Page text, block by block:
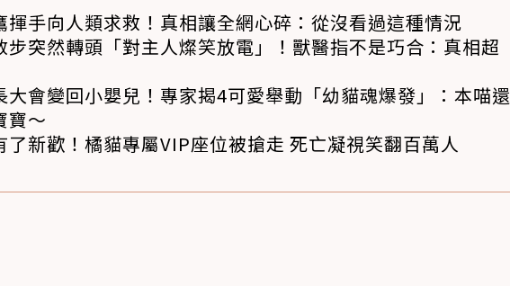
揮手向人類求救！真相讓全網心碎：從沒看過這種情況
步突然轉頭「對主人燦笑放電」！獸醫指不是巧合：真相超
大會變回小嬰兒！專家揭4可愛舉動「幼貓魂爆發」：本喵還
寶～
了新歡！橘貓專屬VIP座位被搶走 死亡凝視笑翻百萬人